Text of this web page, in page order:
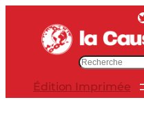
contenu
Twitter
Édition Imprimée